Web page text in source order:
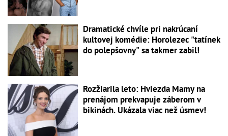
Dramatické chvíle pri nakrúcaní
kultovej komédie: Horolezec "tatínek
do polepšovny" sa takmer zabil!
Rozžiarila leto: Hviezda Mamy na
prenájom prekvapuje záberom v
bikinách. Ukázala viac než úsmev!